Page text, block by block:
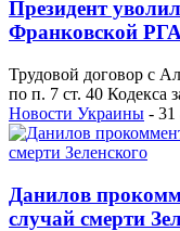
Президент
Франковской
Трудовой договор с
по п. 7 ст. 40 Кодекса
Новости Украины - 31
Данилов
случай смерти